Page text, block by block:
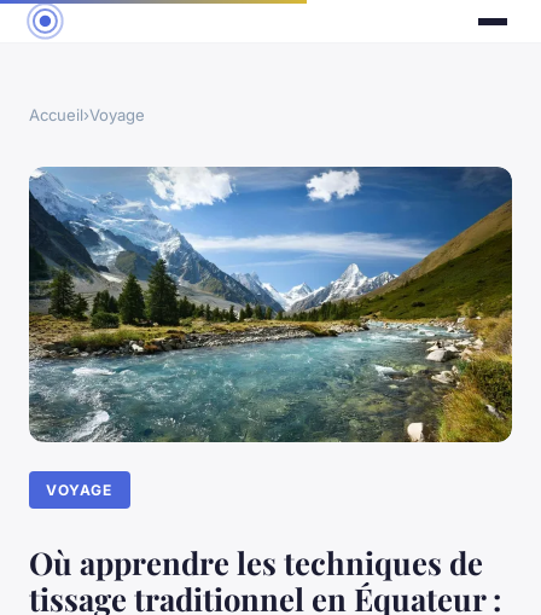
Accueil›Voyage
VOYAGE
Où apprendre les techniques de
tissage traditionnel en Équateur :